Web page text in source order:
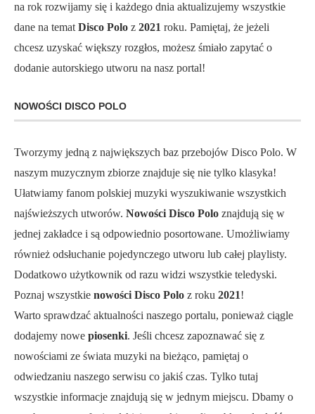
na rok rozwijamy się i każdego dnia aktualizujemy wszystkie
dane na temat Disco Polo z 2021 roku. Pamiętaj, że jeżeli
chcesz uzyskać większy rozgłos, możesz śmiało zapytać o
dodanie autorskiego utworu na nasz portal!
NOWOŚCI DISCO POLO
Tworzymy jedną z największych baz przebojów Disco Polo. W
naszym muzycznym zbiorze znajduje się nie tylko klasyka!
Ułatwiamy fanom polskiej muzyki wyszukiwanie wszystkich
najświeższych utworów. Nowości Disco Polo znajdują się w
jednej zakładce i są odpowiednio posortowane. Umożliwiamy
również odsłuchanie pojedynczego utworu lub całej playlisty.
Dodatkowo użytkownik od razu widzi wszystkie teledyski.
Poznaj wszystkie nowości Disco Polo z roku 2021!
Warto sprawdzać aktualności naszego portalu, ponieważ ciągle
dodajemy nowe piosenki. Jeśli chcesz zapoznawać się z
nowościami ze świata muzyki na bieżąco, pamiętaj o
odwiedzaniu naszego serwisu co jakiś czas. Tylko tutaj
wszystkie informacje znajdują się w jednym miejscu. Dbamy o